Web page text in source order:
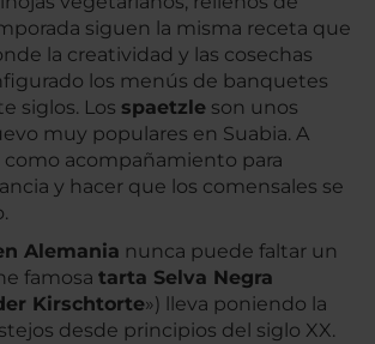
siguen la misma receta que
la creatividad y las cosechas
los menús de banquetes
siglos. Los spaetzle son unos
muy populares en Suabia. A
como acompañamiento para
y hacer que los comensales se
Alemania nunca puede faltar un
famosa tarta Selva Negra
Kirschtorte») lleva poniendo la
desde principios del siglo XX.